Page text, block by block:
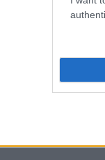
è
La
è cruciale per
necessarie
dei loro figli e a